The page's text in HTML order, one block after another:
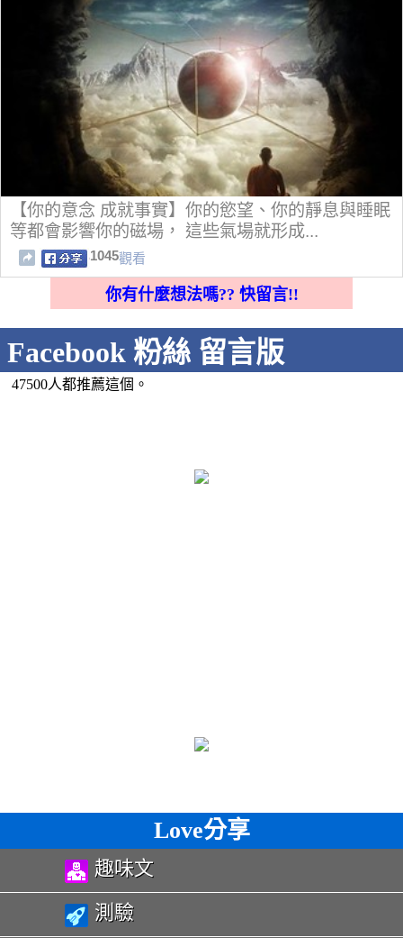
【你的意念 成就事實】你的慾望、你的靜息與睡眠
等都會影響你的磁場， 這些氣場就形成...
1045觀看
你有什麼想法嗎?? 快留言!!
Facebook 粉絲 留言版
47500人都推薦這個。
Love分享
趣味文
測驗